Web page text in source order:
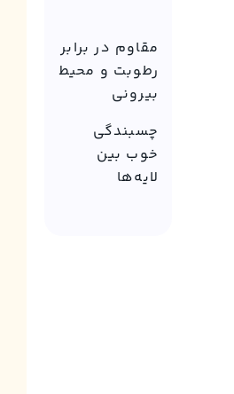
مقاوم در برابر
رطوبت و محیط
بیرونی
چسبندگی
خوب بین
لایه‌ها